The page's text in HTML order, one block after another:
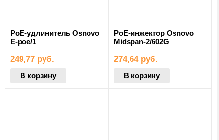
PoE-удлинитель Osnovo
E-poe/1
249,77 руб.
В корзину
PoE-инжектор Osnovo
Midspan-2/602G
274,64 руб.
В корзину